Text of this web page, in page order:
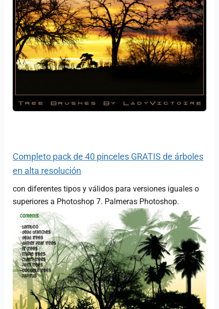
Completo pack de 40 pinceles GRATIS de árboles
en alta resolución
con diferentes tipos y válidos para versiones iguales o
superiores a Photoshop 7. Palmeras Photoshop.